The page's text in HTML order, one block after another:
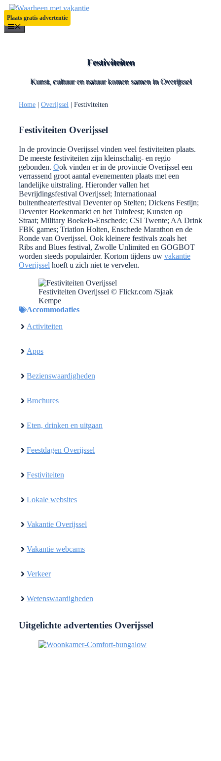
Ga
naar
de
inhoud
Plaats gratis advertentie
Menu
Festiviteiten
Kunst, cultuur en natuur komen samen in Overijssel
Home Overijssel Festiviteiten
Festiviteiten Overijssel
In de provincie Overijssel vinden veel festiviteiten plaats.
De meeste festiviteiten zijn kleinschalig- en regio
gebonden. Ook vinden er in de provincie Overijssel een
verrassend groot aantal evenementen plaats met een
landelijke uitstraling. Hieronder vallen het
Bevrijdingsfestival Overijssel; Internationaal
buitentheaterfestival Deventer op Stelten; Dickens Festijn;
Deventer Boekenmarkt en het Tuinfeest; Kunsten op
Straat; Military Boekelo-Enschede; CSI Twente; AA Drink
FBK games; Triatlon Holten, Enschede Marathon en de
Ronde van Overijssel. Ook kleinere festivals zoals het
Ribs and Blues festival, Zwolle Unlimited en GOGBOT
worden steeds populairder. Kortom tijdens uw vakantie
Overijssel hoeft u zich niet te vervelen.
Festiviteiten Overijssel © Flickr.com /Sjaak
Kempe
Accommodaties
Activiteiten
Apps
Bezienswaardigheden
Brochures
Eten, drinken en uitgaan
Feestdagen Overijssel
Festiviteiten
Lokale websites
Vakantie Overijssel
Vakantie webcams
Verkeer
Wetenswaardigheden
Uitgelichte advertenties Overijssel